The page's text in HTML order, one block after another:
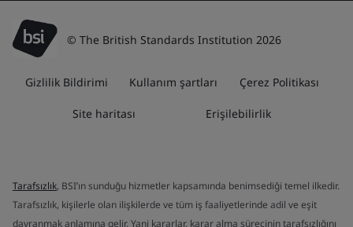
© The British Standards Institution 2026
Gizlilik Bildirimi Kullanım şartları Çerez Politikası
Site haritası Erişilebilirlik
Tarafsızlık, BSI’ın sunduğu hizmetler kapsamında benimsediği temel ilkedir.
Tarafsızlık, kişilerle olan ilişkilerde ve tüm iş faaliyetlerinde adil ve eşit
davranmak anlamına gelir. Yani kararlar, karar alma sürecinin tarafsızlığını